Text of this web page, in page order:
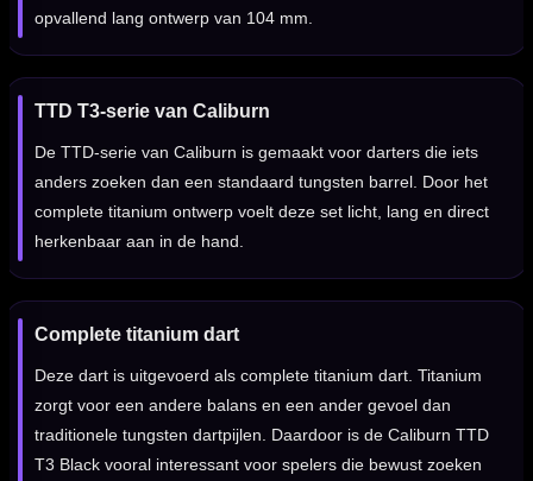
opvallend lang ontwerp van 104 mm.
TTD T3-serie van Caliburn
De TTD-serie van Caliburn is gemaakt voor darters die iets
anders zoeken dan een standaard tungsten barrel. Door het
complete titanium ontwerp voelt deze set licht, lang en direct
herkenbaar aan in de hand.
Complete titanium dart
Deze dart is uitgevoerd als complete titanium dart. Titanium
zorgt voor een andere balans en een ander gevoel dan
traditionele tungsten dartpijlen. Daardoor is de Caliburn TTD
T3 Black vooral interessant voor spelers die bewust zoeken